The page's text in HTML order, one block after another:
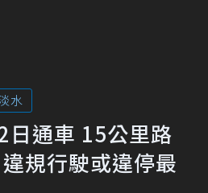
水
日通車 15公里路
規行駛或違停最